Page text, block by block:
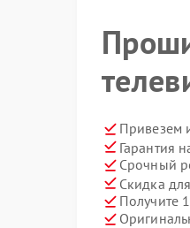
Привезем
Гарантия
Срочный
Скидка
Получите